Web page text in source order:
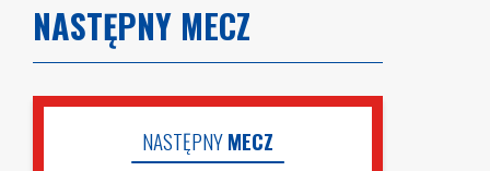
NASTĘPNY MECZ
NASTĘPNYMECZ